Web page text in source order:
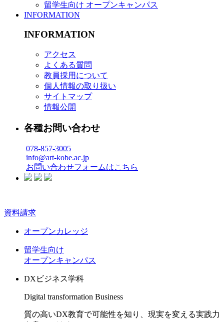
留学生向け オープンキャンパス
INFORMATION
INFORMATION
アクセス
よくある質問
教員採用について
個人情報の取り扱い
サイトマップ
情報公開
各種お問い合わせ
078-857-3005
info@art-kobe.ac.jp
お問い合わせフォームはこちら
資料請求
オープンカレッジ
留学生向け
オープンキャンパス
DXビジネス学科
Digital transformation Business
質の高いDX教育で可能性を知り、現実を変える実践力